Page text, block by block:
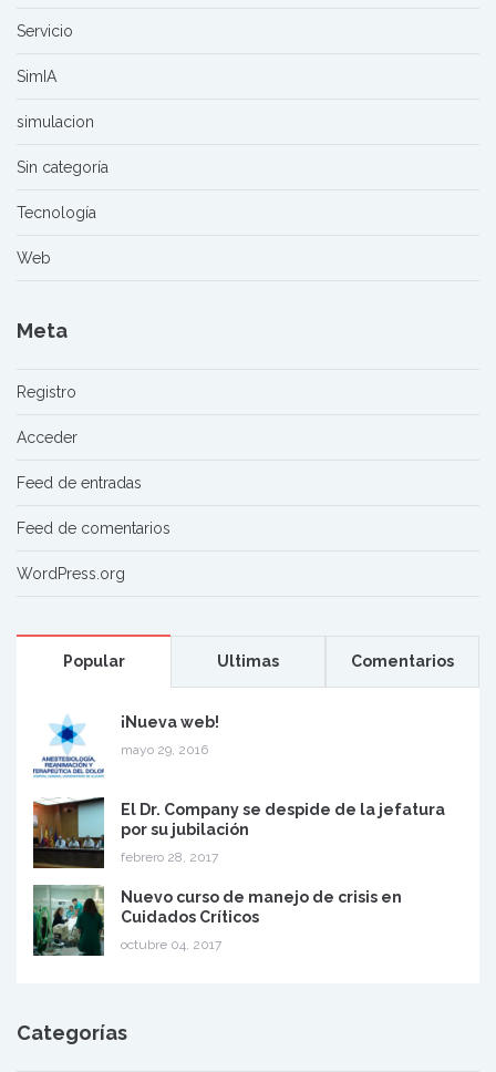
Servicio
SimIA
simulacion
Sin categoría
Tecnología
Web
Meta
Registro
Acceder
Feed de entradas
Feed de comentarios
WordPress.org
Popular Ultimas Comentarios
¡Nueva web!
mayo 29, 2016
El Dr. Company se despide de la jefatura
por su jubilación
febrero 28, 2017
Nuevo curso de manejo de crisis en
Cuidados Críticos
octubre 04, 2017
Categorías